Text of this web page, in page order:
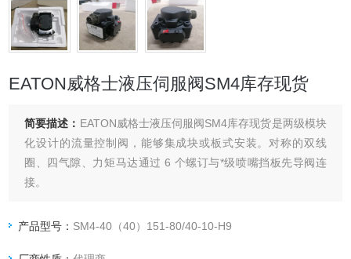
EATON威格士液压伺服阀SM4库存现货
简要描述： EATON威格士液压伺服阀SM4库存现货是两级模块
化设计的流量控制阀，能够集成块或板式安装。对称的双线
圈、四气隙、力矩马达通过 6 个螺订与*级喷嘴挡板先导阀连
接。
产品型号： SM4-40（40）151-80/40-10-H9